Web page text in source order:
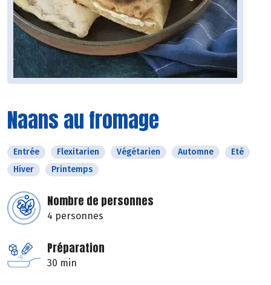
Naans au fromage
Entrée Flexitarien Végétarien Automne
Eté
Hiver
Printemps
Nombre de personnes
4 personnes
Préparation
30 min